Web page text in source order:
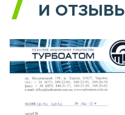
И ОТЗЫВЫ